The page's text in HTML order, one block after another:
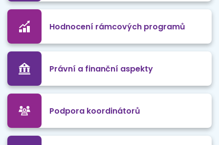
Hodnocení rámcových programů
Právní a finanční aspekty
Podpora koordinátorů